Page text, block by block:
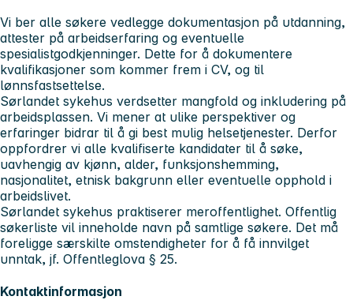
Vi ber alle søkere vedlegge dokumentasjon på utdanning,
attester på arbeidserfaring og eventuelle
spesialistgodkjenninger. Dette for å dokumentere
kvalifikasjoner som kommer frem i CV, og til
lønnsfastsettelse.
Sørlandet sykehus verdsetter mangfold og inkludering på
arbeidsplassen. Vi mener at ulike perspektiver og
erfaringer bidrar til å gi best mulig helsetjenester. Derfor
oppfordrer vi alle kvalifiserte kandidater til å søke,
uavhengig av kjønn, alder, funksjonshemming,
nasjonalitet, etnisk bakgrunn eller eventuelle opphold i
arbeidslivet.
Sørlandet sykehus praktiserer meroffentlighet. Offentlig
søkerliste vil inneholde navn på samtlige søkere. Det må
foreligge særskilte omstendigheter for å få innvilget
unntak, jf. Offentleglova § 25.
Kontaktinformasjon